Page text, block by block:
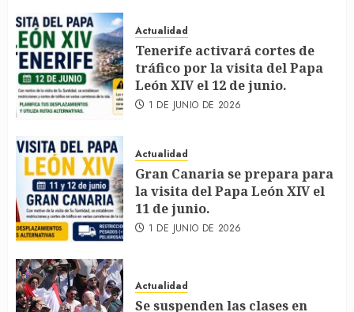
Actualidad
Tenerife activará cortes de
tráfico por la visita del Papa
León XIV el 12 de junio.
1 DE JUNIO DE 2026
Actualidad
Gran Canaria se prepara para
la visita del Papa León XIV el
11 de junio.
1 DE JUNIO DE 2026
Actualidad
Se suspenden las clases en